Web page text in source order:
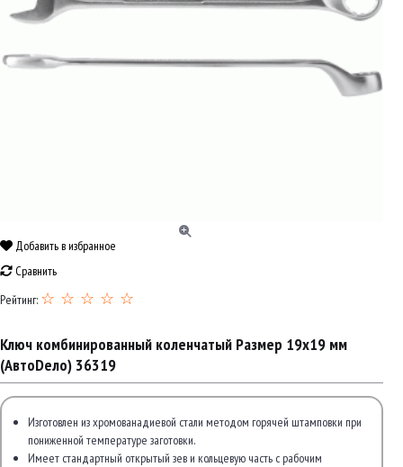
Добавить в избранное
Сравнить
Рейтинг: ☆ ☆ ☆ ☆ ☆
Ключ комбинированный коленчатый Размер 19х19 мм
(АвтоDело) 36319
Изготовлен из хромованадиевой стали методом горячей штамповки при
пониженной температуре заготовки.
Имеет стандартный открытый зев и кольцевую часть с рабочим